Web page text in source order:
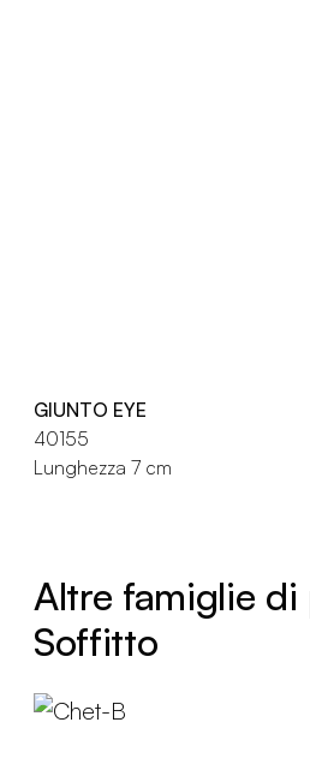
GIUNTO EYE
40155
Lunghezza 7 cm
Altre famiglie
Soffitto